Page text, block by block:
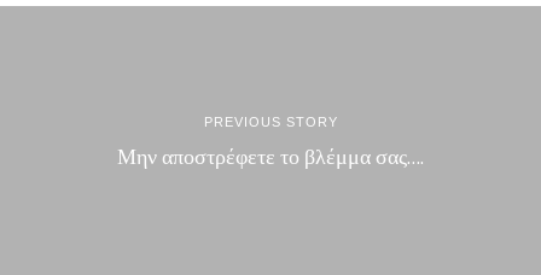
PREVIOUS STORY
Μην αποστρέφετε το βλέμμα σας….